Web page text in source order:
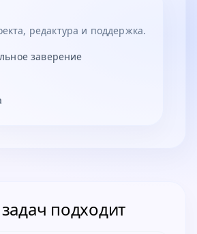
редактура и поддержка.
заверение
подходит